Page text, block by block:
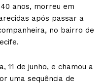
anos, morreu em
após passar a
no bairro de
11 de junho, e chamou a
uma sequência de